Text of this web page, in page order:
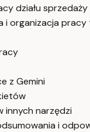
działu
i organizacja
z Gemini
innych narzędzi
i